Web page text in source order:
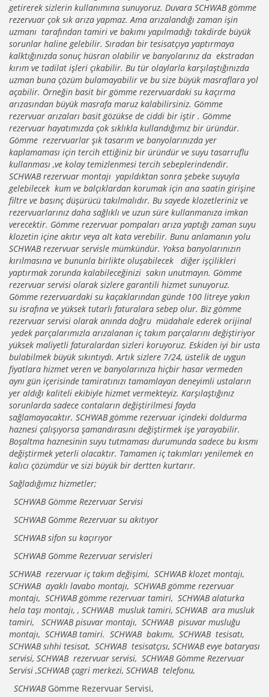
getirerek sizlerin kullanımına sunuyoruz. Duvara SCHWAB gömme
rezervuar çok sık arıza yapmaz. Ama arızalandığı zaman işin
uzmanı tarafından tamiri ve bakımı yapılmadığı takdirde büyük
sorunlar haline gelebilir. Sıradan bir tesisatçıya yaptırmaya
kalktığınızda sonuç hüsran olabilir ve banyolarınız da ekstradan
kırım ve tadilat işleri çıkabilir. Bu tür olaylarla karşılaştığınızda
uzman buna çözüm bulamayabilir ve bu size büyük masraflara yol
açabilir. Örneğin basit bir gömme rezervuardaki su kaçırma
arızasından büyük masrafa maruz kalabilirsiniz. Gömme
rezervuar arızaları basit gözükse de ciddi bir iştir . Gömme
rezervuar hayatımızda çok sıklıkla kullandığımız bir üründür.
Gömme rezervuarlar şık tasarım ve banyolarınızda yer
kaplamaması için tercih ettiğiniz bir üründür ve suyu tasarruflu
kullanması ,ve kolay temizlenmesi tercih sebeplerindendir.
SCHWAB rezervuar montajı yapıldıktan sonra şebeke suyuyla
gelebilecek kum ve balçıklardan korumak için ana saatin girişine
filtre ve basınç düşürücü takılmalıdır. Bu sayede klozetleriniz ve
rezervuarlarınız daha sağlıklı ve uzun süre kullanmanıza imkan
verecektir. Gömme rezervuar pompaları arıza yaptığı zaman suyu
klozetin içine akıtır veya alt kata verebilir. Bunu anlamanın yolu
SCHWAB rezervuar servisle mümkündür. Yoksa banyolarınızın
kırılmasına ve bununla birlikte oluşabilecek diğer işçilikleri
yaptırmak zorunda kalabileceğinizi sakın unutmayın. Gömme
rezervuar servisi olarak sizlere garantili hizmet sunuyoruz.
Gömme rezervuardaki su kaçaklarından günde 100 litreye yakın
su israfına ve yüksek tutarlı faturalara sebep olur. Biz gömme
rezervuar servisi olarak anında doğru müdahale ederek orijinal
yedek parçalarımızla arızalanan iç takım parçalarını değiştiriyor
yüksek maliyetli faturalardan sizleri koruyoruz. Eskiden iyi bir usta
bulabilmek büyük sıkıntıydı. Artık sizlere 7/24, üstelik de uygun
fiyatlara hizmet veren ve banyolarınıza hiçbir hasar vermeden
aynı gün içerisinde tamiratınızı tamamlayan deneyimli ustaların
yer aldığı kaliteli ekibiyle hizmet vermekteyiz. Karşılaştığınız
sorunlarda sadece contaların değiştirilmesi fayda
sağlamayacaktır. SCHWAB gömme rezervuar içindeki doldurma
haznesi çalışıyorsa şamandırasını değiştirmek işe yarayabilir.
Boşaltma haznesinin suyu tutmaması durumunda sadece bu kısmı
değiştirmek yeterli olacaktır. Tamamen iç takımları yenilemek en
kalıcı çözümdür ve sizi büyük bir dertten kurtarır.
Sağladığımız hizmetler;
SCHWAB Gömme Rezervuar Servisi
SCHWAB Gömme Rezervuar su akıtıyor
SCHWAB sifon su kaçırıyor
SCHWAB Gömme Rezervuar servisleri
SCHWAB rezervuar iç takım değişimi, SCHWAB klozet montajı,
SCHWAB ayaklı lavabo montajı, SCHWAB gömme rezervuar
montajı, SCHWAB gömme rezervuar tamiri, SCHWAB alaturka
hela taşı montajı, , SCHWAB musluk tamiri, SCHWAB ara musluk
tamiri, SCHWAB pisuvar montajı, SCHWAB pisuvar musluğu
montajı, SCHWAB tamiri. SCHWAB bakımı, SCHWAB tesisatı,
SCHWAB sıhhi tesisat, SCHWAB tesisatçısı, SCHWAB evye bataryası
servisi, SCHWAB rezervuar servisi, SCHWAB Gömme Rezervuar
Servisi ,SCHWAB çagri merkezi, SCHWAB telefonu,
SCHWAB Gömme Rezervuar Servisi,